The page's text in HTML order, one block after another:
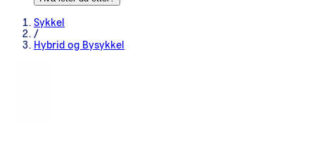
Sykkel
/
Hybrid og Bysykkel